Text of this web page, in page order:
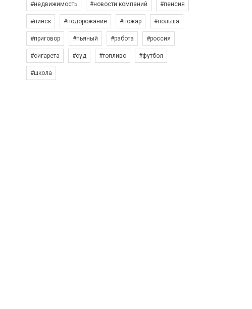
#недвижимость #новости компаний #пенсия
#пинск #подорожание #пожар #польша
#приговор #пьяный #работа #россия
#сигарета #суд #топливо #футбол
#школа